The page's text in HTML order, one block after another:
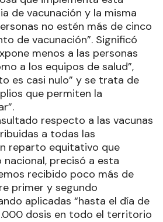
de vacunación y la misma
no estén más de cinco
de vacunación”. Significó
menos a las personas
a los equipos de salud”,
es casi nulo” y se trata de
que permiten la
respecto a las vacunas
a todas las
reparto equitativo que
nacional, precisó a esta
recibido poco más de
primer y segundo
aplicadas “hasta el día de
dosis en todo el territorio